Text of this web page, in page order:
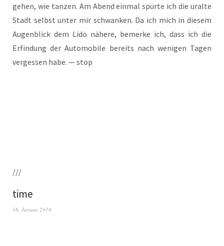
gehen, wie tan­zen. Am Abend ein­mal spür­te ich die uralte
Stadt selbst unter mir schwan­ken. Da ich mich in die­sem
Augen­blick dem Lido nähe­re, bemer­ke ich, dass ich die
Erfin­dung der Auto­mo­bi­le bereits nach weni­gen Tagen
ver­ges­sen habe. — stop
///
time
16. Januar 2018